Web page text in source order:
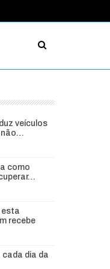
veículos
não…
como
esta
recebe
cada dia da